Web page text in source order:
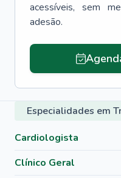
acessíveis, sem
adesão.
Especialidades em
Cardiologista
Clínico Geral